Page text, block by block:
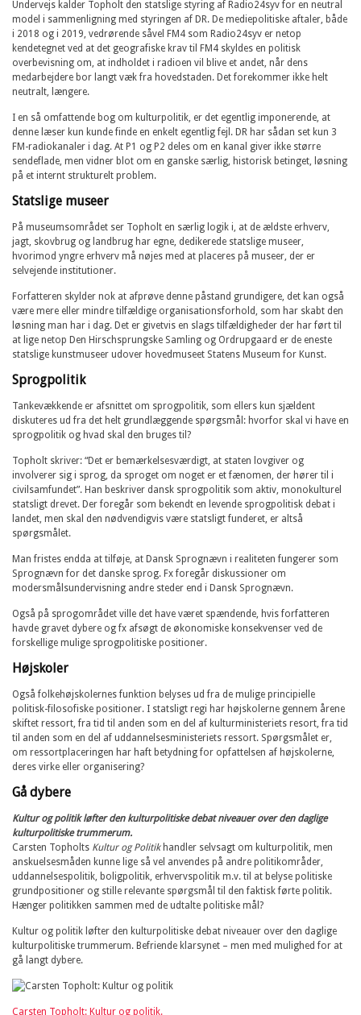
Undervejs kalder Topholt den statslige styring af Radio24syv for en neutral
model i sammenligning med styringen af DR. De mediepolitiske aftaler, både
i 2018 og i 2019, vedrørende såvel FM4 som Radio24syv er netop
kendetegnet ved at det geografiske krav til FM4 skyldes en politisk
overbevisning om, at indholdet i radioen vil blive et andet, når dens
medarbejdere bor langt væk fra hovedstaden. Det forekommer ikke helt
neutralt, længere.
I en så omfattende bog om kulturpolitik, er det egentlig imponerende, at
denne læser kun kunde finde en enkelt egentlig fejl. DR har sådan set kun 3
FM-radiokanaler i dag. At P1 og P2 deles om en kanal giver ikke større
sendeflade, men vidner blot om en ganske særlig, historisk betinget, løsning
på et internt strukturelt problem.
Statslige museer
På museumsområdet ser Topholt en særlig logik i, at de ældste erhverv,
jagt, skovbrug og landbrug har egne, dedikerede statslige museer,
hvorimod yngre erhverv må nøjes med at placeres på museer, der er
selvejende institutioner.
Forfatteren skylder nok at afprøve denne påstand grundigere, det kan også
være mere eller mindre tilfældige organisationsforhold, som har skabt den
løsning man har i dag. Det er givetvis en slags tilfældigheder der har ført til
at lige netop Den Hirschsprungske Samling og Ordrupgaard er de eneste
statslige kunstmuseer udover hovedmuseet Statens Museum for Kunst.
Sprogpolitik
Tankevækkende er afsnittet om sprogpolitik, som ellers kun sjældent
diskuteres ud fra det helt grundlæggende spørgsmål: hvorfor skal vi have en
sprogpolitik og hvad skal den bruges til?
Topholt skriver: “Det er bemærkelsesværdigt, at staten lovgiver og
involverer sig i sprog, da sproget om noget er et fænomen, der hører til i
civilsamfundet”. Han beskriver dansk sprogpolitik som aktiv, monokulturel
statsligt drevet. Der foregår som bekendt en levende sprogpolitisk debat i
landet, men skal den nødvendigvis være statsligt funderet, er altså
spørgsmålet.
Man fristes endda at tilføje, at Dansk Sprognævn i realiteten fungerer som
Sprognævn for det danske sprog. Fx foregår diskussioner om
modersmålsundervisning andre steder end i Dansk Sprognævn.
Også på sprogområdet ville det have været spændende, hvis forfatteren
havde gravet dybere og fx afsøgt de økonomiske konsekvenser ved de
forskellige mulige sprogpolitiske positioner.
Højskoler
Også folkehøjskolernes funktion belyses ud fra de mulige principielle
politisk-filosofiske positioner. I statsligt regi har højskolerne gennem årene
skiftet ressort, fra tid til anden som en del af kulturministeriets resort, fra tid
til anden som en del af uddannelsesministeriets ressort. Spørgsmålet er,
om ressortplaceringen har haft betydning for opfattelsen af højskolerne,
deres virke eller organisering?
Gå dybere
Kultur og politik løfter den kulturpolitiske debat niveauer over den daglige
kulturpolitiske trummerum.
Carsten Topholts Kultur og Politikhandler selvsagt om kulturpolitik, men
anskuelsesmåden kunne lige så vel anvendes på andre politikområder,
uddannelsespolitik, boligpolitik, erhvervspolitik m.v. til at belyse politiske
grundpositioner og stille relevante spørgsmål til den faktisk førte politik.
Hænger politikken sammen med de udtalte politiske mål?
Kultur og politik løfter den kulturpolitiske debat niveauer over den daglige
kulturpolitiske trummerum. Befriende klarsynet – men med mulighed for at
gå langt dybere.
Carsten Topholt: Kultur og politik.